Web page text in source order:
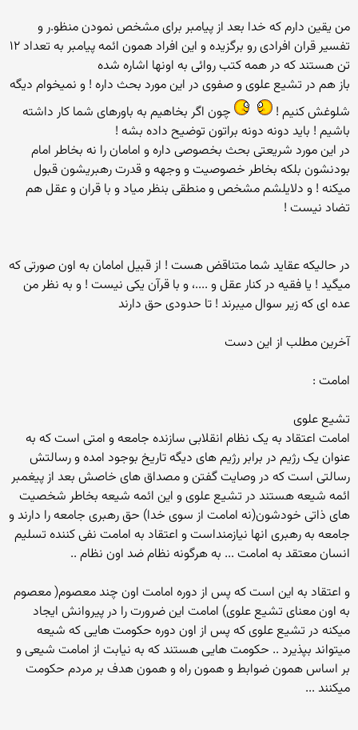
من یقین دارم که خدا بعد از پیامبر برای مشخص نمودن منظو.ر و
تفسیر قران افرادی رو برگزیده و این افراد همون ائمه پیامبر به تعداد ۱۲
تن هستند که در همه کتب روائی به اونها اشاره شده
باز هم در تشیع علوی و صفوی در این مورد بحث داره ! و نمیخوام دیگه
شلوغش کنیم !
چون اگر بخاهیم به باورهای شما کار داشته
باشیم ! باید دونه دونه براتون توضیح داده بشه !
در این مورد شریعتی بحث بخصوصی داره و امامان را نه بخاطر امام
بودنشون بلکه بخاطر خصوصیت و وجهه و قدرت رهبریشون قبول
میکنه ! و دلایلشم مشخص و منطقی بنظر میاد و با قران و عقل هم
تضاد نیست !
در حالیکه عقاید شما متناقض هست ! از قبیل امامان به اون صورتی که
میگید ! یا فقیه در کنار عقل و ....، و با قرآن یکی نیست ! و به نظر من
عده ای که زیر سوال میبرند ! تا حدودی حق دارند
آخرین مطلب از این دست
امامت :
تشیع علوی
امامت اعتقاد به یک نظام انقلابی سازنده جامعه و امتی است که به
عنوان یک رژیم در برابر رژیم های دیگه تاریخ بوجود امده و رسالتش
رسالتی است که در وصایت گفتن و مصداق های خاصش بعد از پیغمبر
ائمه شیعه هستند در تشیع علوی و این ائمه شیعه بخاطر شخصیت
های ذاتی خودشون(نه امامت از سوی خدا) حق رهبری جامعه را دارند و
جامعه به رهبری انها نیازمنداست و اعتقاد به امامت نفی کننده تسلیم
انسان معتقد به امامت ... به هرگونه نظام ضد اون نظام ..
و اعتقاد به این است که پس از دوره امامت اون چند معصوم( معصوم
به اون معنای تشیع علوی) امامت این ضرورت را در پیروانش ایجاد
میکنه در تشیع علوی که پس از اون دوره حکومت هایی که شیعه
میتواند بپذیرد .. حکومت هایی هستند که به نیابت از امامت شیعی و
بر اساس همون ضوابط و همون راه و همون هدف بر مردم حکومت
میکنند ...